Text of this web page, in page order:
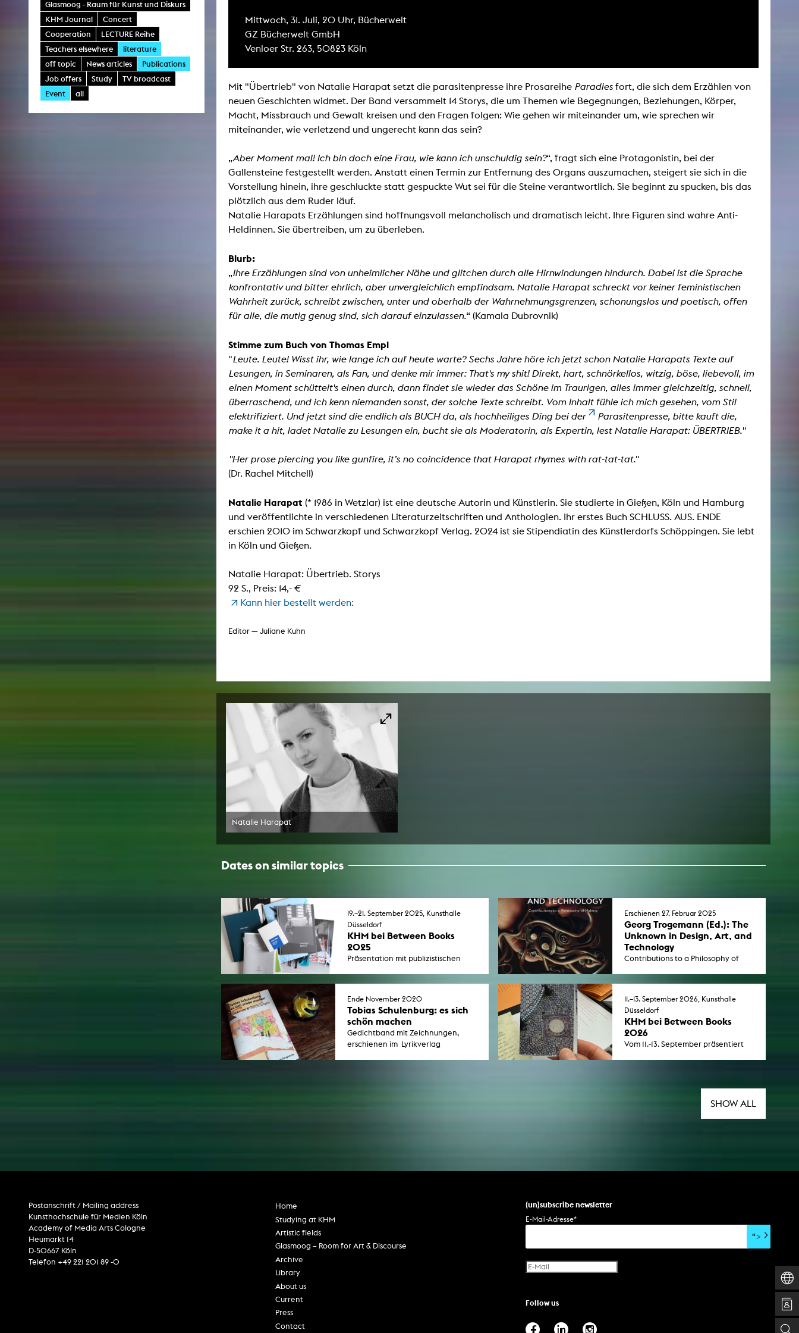
Glasmoog - Raum für Kunst und Diskurs
KHM Journal
Concert
Cooperation
LECTURE Reihe
Teachers elsewhere
literature
off topic
News articles
Publications
Job offers
Study
TV broadcast
Event
all
Mittwoch, 31. Juli, 20 Uhr, Bücherwelt
GZ Bücherwelt GmbH
Venloer Str. 263, 50823 Köln
Mit "Übertrieb" von Natalie Harapat setzt die parasitenpresse ihre Prosareihe Paradies fort, die sich dem Erzählen von
neuen Geschichten widmet. Der Band versammelt 14 Storys, die um Themen wie Begegnungen, Beziehungen, Körper,
Macht, Missbrauch und Gewalt kreisen und den Fragen folgen: Wie gehen wir miteinander um, wie sprechen wir
miteinander, wie verletzend und ungerecht kann das sein?
„Aber Moment mal! Ich bin doch eine Frau, wie kann ich unschuldig sein?“, fragt sich eine Protagonistin, bei der
Gallensteine festgestellt werden. Anstatt einen Termin zur Entfernung des Organs auszumachen, steigert sie sich in die
Vorstellung hinein, ihre geschluckte statt gespuckte Wut sei für die Steine verantwortlich. Sie beginnt zu spucken, bis das
plötzlich aus dem Ruder läuf.
Natalie Harapats Erzählungen sind hoffnungsvoll melancholisch und dramatisch leicht. Ihre Figuren sind wahre Anti-
Heldinnen. Sie übertreiben, um zu überleben.
Blurb:
„Ihre Erzählungen sind von unheimlicher Nähe und glitchen durch alle Hirnwindungen hindurch. Dabei ist die Sprache
konfrontativ und bitter ehrlich, aber unvergleichlich empfindsam. Natalie Harapat schreckt vor keiner feministischen
Wahrheit zurück, schreibt zwischen, unter und oberhalb der Wahrnehmungsgrenzen, schonungslos und poetisch, offen
für alle, die mutig genug sind, sich darauf einzulassen.“ (Kamala Dubrovnik)
Stimme zum Buch von Thomas Empl
"Leute. Leute! Wisst ihr, wie lange ich auf heute warte? Sechs Jahre höre ich jetzt schon Natalie Harapats Texte auf
Lesungen, in Seminaren, als Fan, und denke mir immer: That's my shit! Direkt, hart, schnörkellos, witzig, böse, liebevoll, im
einen Moment schüttelt's einen durch, dann findet sie wieder das Schöne im Traurigen, alles immer gleichzeitig, schnell,
überraschend, und ich kenn niemanden sonst, der solche Texte schreibt. Vom Inhalt fühle ich mich gesehen, vom Stil
elektrifiziert. Und jetzt sind die endlich als BUCH da, als hochheiliges Ding bei der
Parasitenpresse, bitte kauft die,
make it a hit, ladet Natalie zu Lesungen ein, bucht sie als Moderatorin, als Expertin, lest Natalie Harapat: ÜBERTRIEB."
"Her prose piercing you like gunfire, it’s no coincidence that Harapat rhymes with rat-tat-tat."
(Dr. Rachel Mitchell)
Natalie Harapat (* 1986 in Wetzlar) ist eine deutsche Autorin und Künstlerin. Sie studierte in Gießen, Köln und Hamburg
und veröffentlichte in verschiedenen Literaturzeitschriften und Anthologien. Ihr erstes Buch SCHLUSS. AUS. ENDE
erschien 2010 im Schwarzkopf und Schwarzkopf Verlag. 2024 ist sie Stipendiatin des Künstlerdorfs Schöppingen. Sie lebt
in Köln und Gießen.
Natalie Harapat: Übertrieb. Storys
92 S., Preis: 14,- €
Kann hier bestellt werden:
Editor — Juliane Kuhn
Natalie Harapat
Dates on similar topics
19.–21. September 2025, Kunsthalle
Düsseldorf
KHM bei Between Books
2025
Präsentation mit publizistischen
sowie ein Schlaglicht auf 35 Jahre
Publizieren an der KHM.
Erschienen 27. Februar 2025
Georg Trogemann (Ed.): The
Unknown in Design, Art, and
Technology
Contributions to a Philosophy of
Ende November 2020
Tobias Schulenburg: es sich
schön machen
Gedichtband mit Zeichnungen,
erschienen im Lyrikverlag
11.–13. September 2026, Kunsthalle
Düsseldorf
KHM bei Between Books
2026
Vom 11.-13. September präsentiert
Publikationsprojekte von
Studierenden, feiert die neunte
SHOW ALL
(un)subscribe newsletter
E-Mail-Adresse*
">
Postanschrift / Mailing address
Kunsthochschule für Medien Köln
Academy of Media Arts Cologne
Heumarkt 14
D-50667 Köln
Telefon +49 221 201 89 -0
Home
Studying at KHM
Artistic fields
Glasmoog – Room for Art & Discourse
Archive
Library
About us
Current
Press
Contact
Follow us
Artistic work students
KHM Research
Photoszene an der KHM
25 years KHM / Studio talks
LIBRARY
Digital library
Films
Books
Periodicals
Reserved reading shelf
KHM publications
edition KHM
LECTURE Reihe
Lab Jahrbuch
Publications teaching staff
Top 10
People
Organisation
The KHM logo
Equal Opportunities
Studying with child
Antidiskriminierung
Ombudspersons
AStA / StuPa
In remembrance
Internal reporting office
AGG-Beschwerdestelle
Date
Awards / Sponsorships
Festival events
Press area
Press releases
Press downloads
teaching staff on the way